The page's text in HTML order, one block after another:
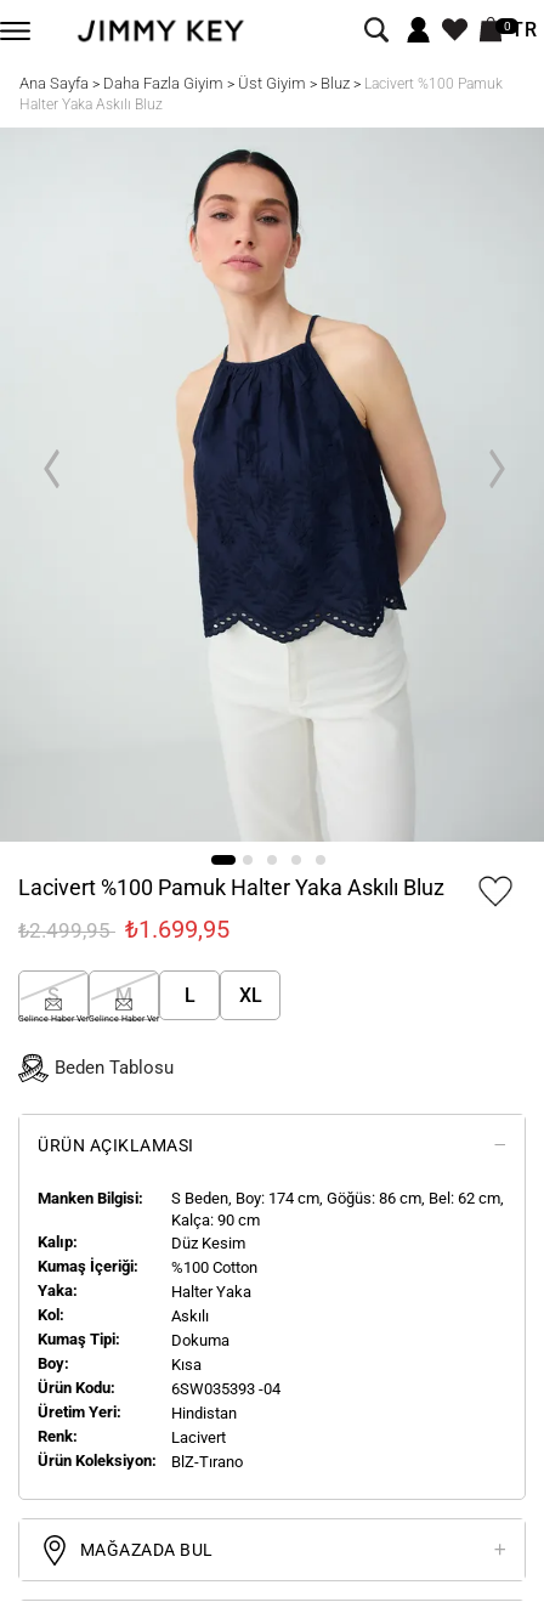
0TR
Ana Sayfa > Daha Fazla Giyim > Üst Giyim > Bluz> Lacivert %100 Pamuk
Halter Yaka Askılı Bluz
Lacivert %100 Pamuk Halter Yaka Askılı Bluz
₺2.499,95 ₺1.699,95
S
Gelince Haber Ver
M
Gelince Haber Ver
L XL
Beden Tablosu
ÜRÜN AÇIKLAMASI
Manken Bilgisi: S Beden, Boy: 174 cm, Göğüs: 86 cm, Bel: 62 cm,
Kalça: 90 cm
Kalıp:
Düz Kesim
Kumaş İçeriği:
%100 Cotton
Yaka:
Halter Yaka
Kol:
Askılı
Kumaş Tipi:
Dokuma
Boy:
Kısa
Ürün Kodu:
6SW035393 -04
Üretim Yeri:
Hindistan
Renk:
Lacivert
Ürün Koleksiyon:
BlZ-Tırano
MAĞAZADA BUL